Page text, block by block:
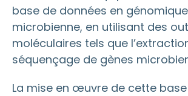
base de données en génomique
microbienne, en utilisant des
moléculaires tels que
séquençage de gènes
La mise en œuvre de cette